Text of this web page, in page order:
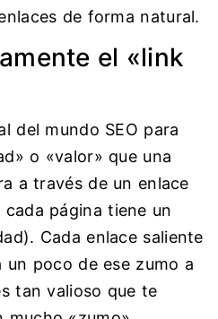
de forma natural.
el «link
del mundo SEO para
o «valor» que una
a través de un enlace
cada página tiene un
Cada enlace saliente
un poco de ese zumo a
tan valioso que te